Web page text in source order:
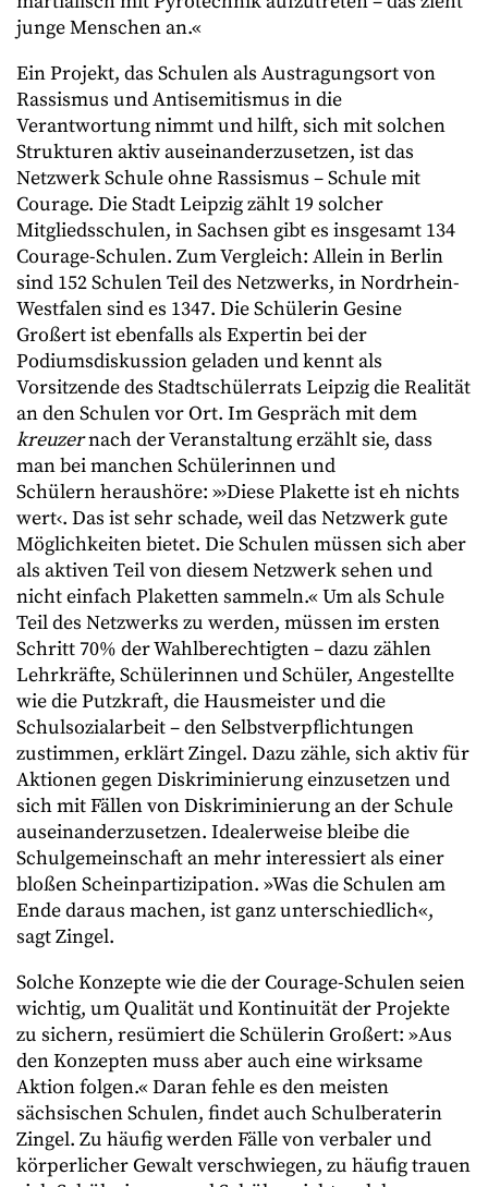
junge Menschen an.«
Ein Projekt, das Schulen als Austragungsort von
Rassismus und Antisemitismus in die
Verantwortung nimmt und hilft, sich mit solchen
Strukturen aktiv auseinanderzusetzen, ist das
Netzwerk Schule ohne Rassismus – Schule mit
Courage. Die Stadt Leipzig zählt 19 solcher
Mitgliedsschulen, in Sachsen gibt es insgesamt 134
Courage-Schulen. Zum Vergleich: Allein in Berlin
sind 152 Schulen Teil des Netzwerks, in Nordrhein-
Westfalen sind es 1347. Die Schülerin Gesine
Großert ist ebenfalls als Expertin bei der
Podiumsdiskussion geladen und kennt als
Vorsitzende des Stadtschülerrats Leipzig die Realität
an den Schulen vor Ort. Im Gespräch mit dem
kreuzernach der Veranstaltung erzählt sie, dass
man bei manchen Schülerinnen und
Schülern heraushöre: »›Diese Plakette ist eh nichts
wert‹. Das ist sehr schade, weil das Netzwerk gute
Möglichkeiten bietet. Die Schulen müssen sich aber
als aktiven Teil von diesem Netzwerk sehen und
nicht einfach Plaketten sammeln.« Um als Schule
Teil des Netzwerks zu werden, müssen im ersten
Schritt 70% der Wahlberechtigten – dazu zählen
Lehrkräfte, Schülerinnen und Schüler, Angestellte
wie die Putzkraft, die Hausmeister und die
Schulsozialarbeit – den Selbstverpflichtungen
zustimmen, erklärt Zingel. Dazu zähle, sich aktiv für
Aktionen gegen Diskriminierung einzusetzen und
sich mit Fällen von Diskriminierung an der Schule
auseinanderzusetzen. Idealerweise bleibe die
Schulgemeinschaft an mehr interessiert als einer
bloßen Scheinpartizipation. »Was die Schulen am
Ende daraus machen, ist ganz unterschiedlich«,
sagt Zingel.
Solche Konzepte wie die der Courage-Schulen seien
wichtig, um Qualität und Kontinuität der Projekte
zu sichern, resümiert die Schülerin Großert: »Aus
den Konzepten muss aber auch eine wirksame
Aktion folgen.« Daran fehle es den meisten
sächsischen Schulen, findet auch Schulberaterin
Zingel. Zu häufig werden Fälle von verbaler und
körperlicher Gewalt verschwiegen, zu häufig trauen